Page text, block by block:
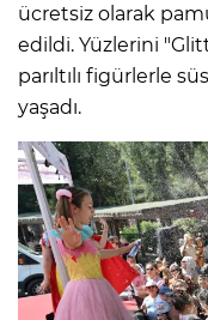
ücretsiz olarak
edildi. Yüzlerini
parıltılı figürlerle
yaşadı.